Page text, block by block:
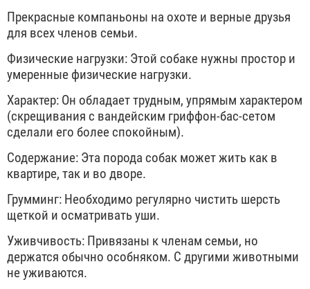
Прекрасные компаньоны на охоте и верные друзья
для всех членов семьи.
Физические нагрузки: Этой собаке нужны простор и
умеренные физические нагрузки.
Характер: Он обладает трудным, упрямым характером
(скрещивания с вандейским гриффон-бас-сетом
сделали его более спокойным).
Содержание: Эта порода собак может жить как в
квартире, так и во дворе.
Грумминг: Необходимо регулярно чистить шерсть
щеткой и осматривать уши.
Уживчивость: Привязаны к членам семьи, но
держатся обычно особняком. С другими животными
не уживаются.